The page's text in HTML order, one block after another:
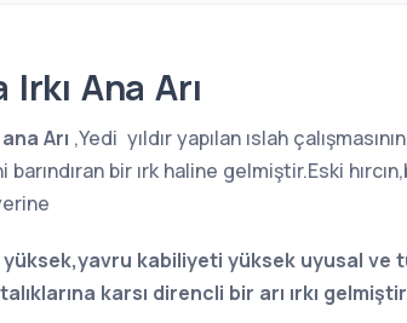
Ana Arı
Arı ,Yedi yıldır yapılan ıslah
barındıran bir ırk haline gelmiştir.Eski
yüksek,yavru kabiliyeti yüksek uyusal ve
karsı direncli bir arı ırkı